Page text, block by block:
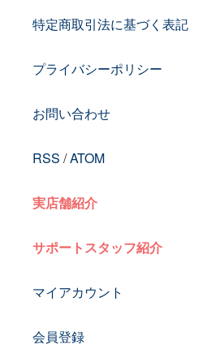
特定商取引法に基づく表記
プライバシーポリシー
お問い合わせ
RSS /ATOM
実店舗紹介
サポートスタッフ紹介
マイアカウント
会員登録